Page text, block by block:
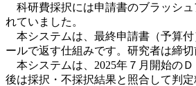
科研費採択には申請書のブラッシュ
れていました。
本システムは、最終申請書（予算付
ールで返す仕組みです。研究者は締
本システムは、2025年７月開始の
後は採択・不採択結果と照合して判